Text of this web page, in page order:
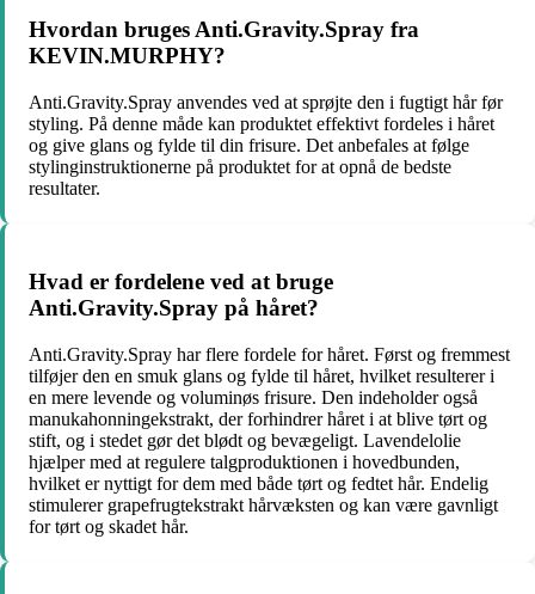
Hvordan bruges Anti.Gravity.Spray fra
KEVIN.MURPHY?
Anti.Gravity.Spray anvendes ved at sprøjte den i fugtigt hår før
styling. På denne måde kan produktet effektivt fordeles i håret
og give glans og fylde til din frisure. Det anbefales at følge
stylinginstruktionerne på produktet for at opnå de bedste
resultater.
Hvad er fordelene ved at bruge
Anti.Gravity.Spray på håret?
Anti.Gravity.Spray har flere fordele for håret. Først og fremmest
tilføjer den en smuk glans og fylde til håret, hvilket resulterer i
en mere levende og voluminøs frisure. Den indeholder også
manukahonningekstrakt, der forhindrer håret i at blive tørt og
stift, og i stedet gør det blødt og bevægeligt. Lavendelolie
hjælper med at regulere talgproduktionen i hovedbunden,
hvilket er nyttigt for dem med både tørt og fedtet hår. Endelig
stimulerer grapefrugtekstrakt hårvæksten og kan være gavnligt
for tørt og skadet hår.